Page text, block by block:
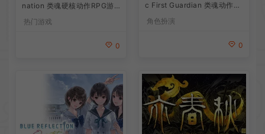
nation 类魂硬核动作RPG游
热门游戏
0
c First Guardian 类魂动作R
PG游戏
角色扮演
0